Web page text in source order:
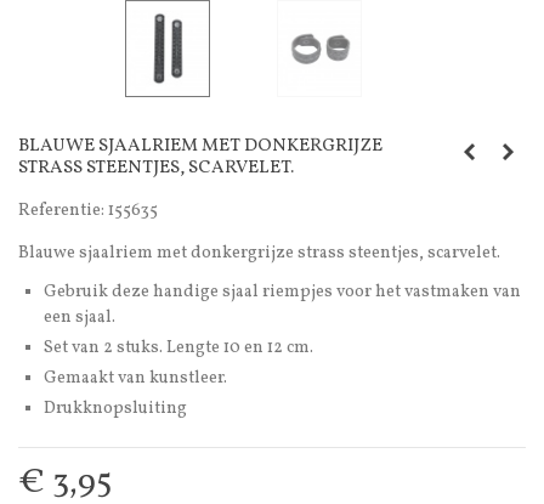
BLAUWE SJAALRIEM MET DONKERGRIJZE
STRASS STEENTJES, SCARVELET.
Referentie: 155635
Blauwe sjaalriem met donkergrijze strass steentjes, scarvelet.
Gebruik deze handige sjaal riempjes voor het vastmaken van
een sjaal.
Set van 2 stuks. Lengte 10 en 12 cm.
Gemaakt van kunstleer.
Drukknopsluiting
€ 3,95